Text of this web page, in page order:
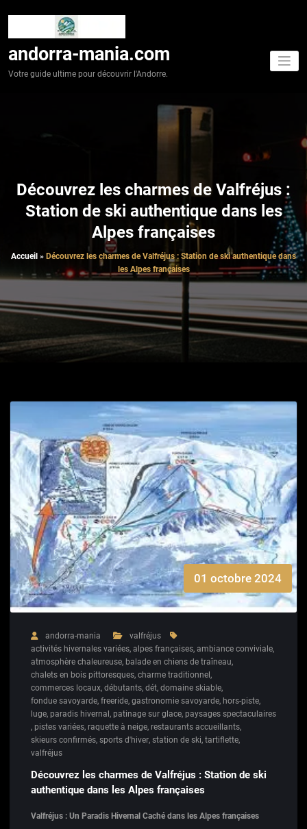
andorra-mania.com
Votre guide ultime pour découvrir l'Andorre.
Découvrez les charmes de Valfréjus :
Station de ski authentique dans les
Alpes françaises
Accueil » Découvrez les charmes de Valfréjus : Station de ski authentique dans
les Alpes françaises
01 octobre 2024
andorra-mania
valfréjus
activités hivernales variées, alpes françaises, ambiance conviviale,
atmosphère chaleureuse, balade en chiens de traîneau,
chalets en bois pittoresques, charme traditionnel ,
commerces locaux, débutants, dét, domaine skiable,
fondue savoyarde, freeride, gastronomie savoyarde, hors-piste,
luge, paradis hivernal , patinage sur glace, paysages spectaculaires
, pistes variées, raquette à neige, restaurants accueillants,
skieurs confirmés, sports d'hiver, station de ski, tartiflette,
valfréjus
Découvrez les charmes de Valfréjus : Station de ski
authentique dans les Alpes françaises
Valfréjus : Un Paradis Hivernal Caché dans les Alpes françaises